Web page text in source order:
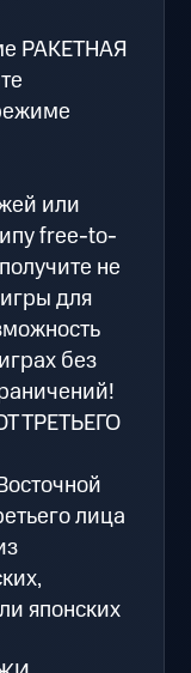
РАКЕТНАЯ
или
free-to-
не
для
без
ТРЕТЬЕГО
лица
японских